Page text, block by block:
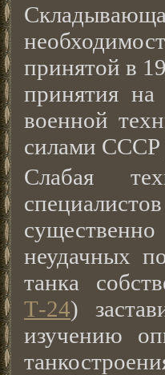
принятой в
принятия
военной
силами СССР
Слабая
неудачных
танка
Т-24)
изучению